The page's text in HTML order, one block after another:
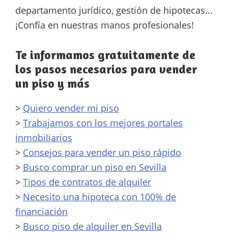
departamento jurídico, gestión de hipotecas...
¡Confía en nuestras manos profesionales!
Te informamos gratuitamente de
los pasos necesarios para vender
un piso y más
> Quiero vender mi piso
> Trabajamos con los mejores portales
inmobiliarios
> Consejos para vender un piso rápido
> Busco comprar un piso en Sevilla
> Tipos de contratos de alquiler
> Necesito una hipoteca con 100% de
financiación
> Busco piso de alquiler en Sevilla